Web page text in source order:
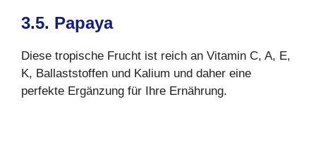
3.5. Papaya
Diese tropische Frucht ist reich an Vitamin C, A, E,
K, Ballaststoffen und Kalium und daher eine
perfekte Ergänzung für Ihre Ernährung.